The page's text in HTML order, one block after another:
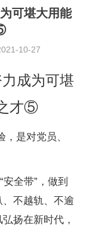
可堪大用能
10-27
成为可堪
才⑤
是对党员、
全带”，做到
不越轨、不逾
扬在新时代，